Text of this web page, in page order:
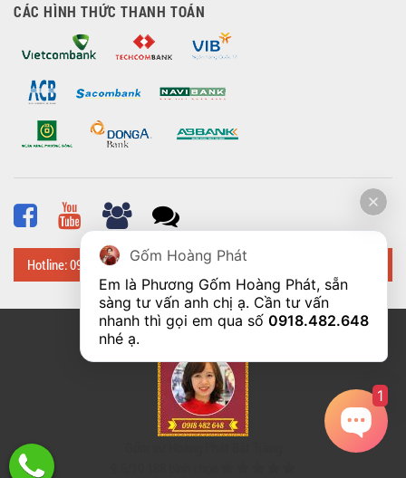
CÁC HÌNH THỨC THANH TOÁN
Hotline: 0918 482 648
© Bản quyền thuộc về
Gốm Hoàng Phát
Em là Phương Gốm Hoàng Phát, sẵn
sàng tư vấn anh chị ạ. Cần tư vấn
nhanh thì gọi em qua số 0918.482.648
nhé ạ.
1